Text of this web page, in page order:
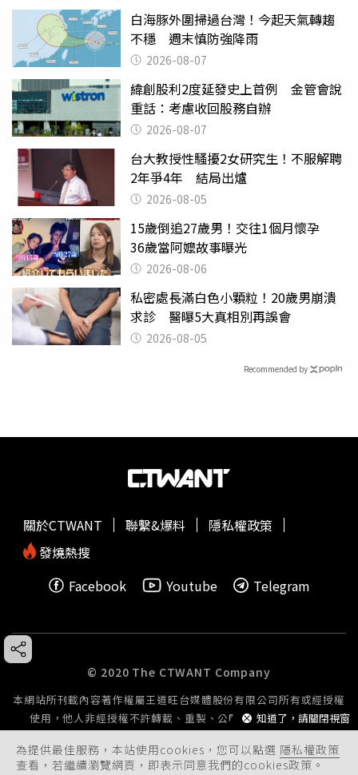
白海豚外圍掃過台灣！今起天氣轉趨
不穩 週末慎防強降雨
2026-08-07
緯創股利2度延發史上首例 金管會說
重話：考慮收回股務自辦
2026-08-07
台大教授性騷擾2女研究生！不服解聘
2年爭4年 結局出爐
2026-08-05
15歲倒追27歲男！交往1個月懷孕
36歲當阿嬤故事曝光
2026-08-06
私密處長滿白色小顆粒！20歲男崩潰
求診 醫曝5大真相別再誤會
2026-08-05
Recommended by
為提供最佳服務，本站使用cookies，您可以點選 隱私權政策
查看，若繼續瀏覽網頁，即表示同意我們的cookies政策。
知道了，請關閉視窗
關於CTWANT 聯繫&爆料
隱私權政策
發燒熱搜
Facebook
Youtube Telegram
© 2020 The CTWANT Company
本網站所刊載內容著作權屬王道旺台媒體股份有限公司所有或經授權
使用，他人非經授權不許轉載、重製、公開播送或公開傳輸。